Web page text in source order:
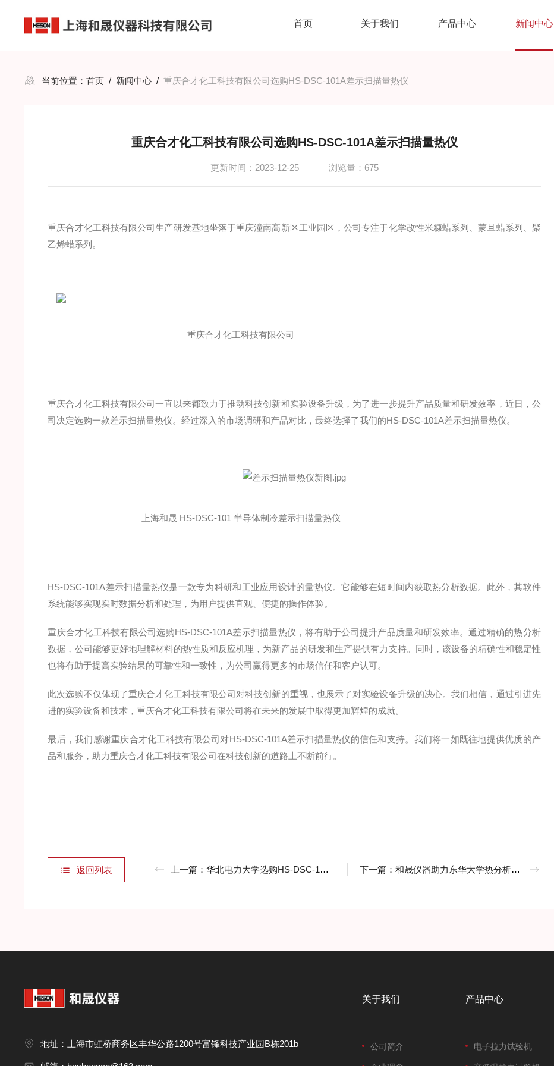
首页 关于我们 产品中心 新闻中心
当前位置：首页 / 新闻中心 /重庆合才化工科技有限公司选购HS-DSC-101A差示扫描量热仪
重庆合才化工科技有限公司选购HS-DSC-101A差示扫描量热仪
更新时间：2023-12-25 浏览量：675
重庆合才化工科技有限公司生产研发基地坐落于重庆潼南高新区工业园区，公司专注于化学改性米糠蜡系列、蒙旦蜡系列、聚
乙烯蜡系列。
重庆合才化工科技有限公司
重庆合才化工科技有限公司一直以来都致力于推动科技创新和实验设备升级，为了进一步提升产品质量和研发效率，近日，公
司决定选购一款差示扫描量热仪。经过深入的市场调研和产品对比，最终选择了我们的HS-DSC-101A差示扫描量热仪。
上海和晟 HS-DSC-101 半导体制冷差示扫描量热仪
HS-DSC-101A差示扫描量热仪是一款专为科研和工业应用设计的量热仪。它能够在短时间内获取热分析数据。此外，其软件
系统能够实现实时数据分析和处理，为用户提供直观、便捷的操作体验。
重庆合才化工科技有限公司选购HS-DSC-101A差示扫描量热仪，将有助于公司提升产品质量和研发效率。通过精确的热分析
数据，公司能够更好地理解材料的热性质和反应机理，为新产品的研发和生产提供有力支持。同时，该设备的精确性和稳定性
也将有助于提高实验结果的可靠性和一致性，为公司赢得更多的市场信任和客户认可。
此次选购不仅体现了重庆合才化工科技有限公司对科技创新的重视，也展示了对实验设备升级的决心。我们相信，通过引进先
进的实验设备和技术，重庆合才化工科技有限公司将在未来的发展中取得更加辉煌的成就。
最后，我们感谢重庆合才化工科技有限公司对HS-DSC-101A差示扫描量热仪的信任和支持。我们将一如既往地提供优质的产
品和服务，助力重庆合才化工科技有限公司在科技创新的道路上不断前行。
返回列表 上一篇：华北电力大学选购HS-DSC-101B差示扫描量热仪 下一篇：和晟仪器助力东华大学热分析仪二次改造升级
地址：上海市虹桥商务区丰华公路1200号富锋科技产业园B栋201b
关于我们
公司简介
产品中心
电子拉力试验机